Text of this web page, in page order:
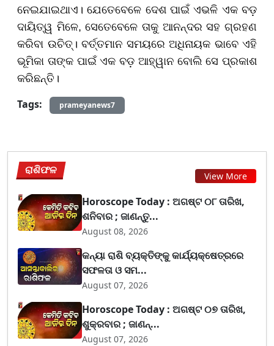
ନେଇଯାଇଥାଏ। ଯେତେବେଳେ ଦେଶ ପାଇଁ ଏଭଳି ଏକ ବଡ଼
ଦାୟିତ୍ୱ ମିଳେ, ସେତେବେଳେ ତାକୁ ଆନନ୍ଦର ସହ ଗ୍ରହଣ
କରିବା ଉଚିତ୍। ବର୍ତ୍ତମାନ ସମୟରେ ଅଧିନାୟକ ଭାବେ ଏହି
ଭୂମିକା ତାଙ୍କ ପାଇଁ ଏକ ବଡ଼ ଆହ୍ୱାନ ବୋଲି ସେ ପ୍ରକାଶ
କରିଛନ୍ତି।
Tags: prameyanews7
ରାଶିଫଳ View More
Horoscope Today : ଅଗଷ୍ଟ ୦୮ ତାରିଖ,
ଶନିବାର ; ଜାଣନ୍ତୁ...
August 08, 2026
କନ୍ୟା ରାଶି ବ୍ୟକ୍ତିଙ୍କୁ କାର୍ଯ୍ୟକ୍ଷେତ୍ରରେ
ସଫଳତା ଓ ସମ...
August 07, 2026
Horoscope Today : ଅଗଷ୍ଟ ୦୭ ତାରିଖ,
ଶୁକ୍ରବାର ; ଜାଣନ୍...
August 07, 2026